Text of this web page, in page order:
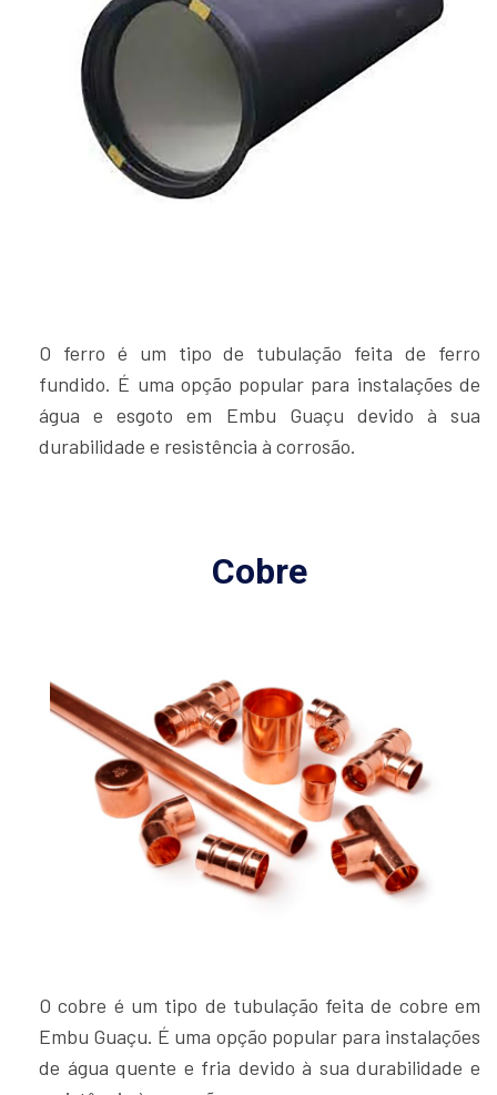
O ferro é um tipo de tubulação feita de ferro
fundido. É uma opção popular para instalações de
água e esgoto em Embu Guaçu devido à sua
durabilidade e resistência à corrosão.
Cobre
O cobre é um tipo de tubulação feita de cobre em
Embu Guaçu. É uma opção popular para instalações
de água quente e fria devido à sua durabilidade e